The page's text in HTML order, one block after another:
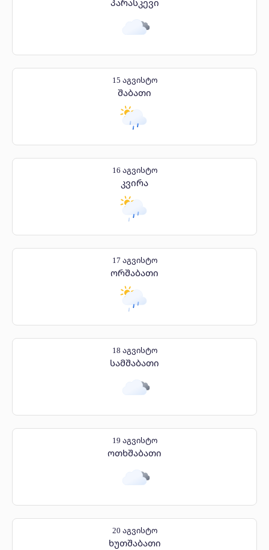
პარასკევი
15 აგვისტო
შაბათი
16 აგვისტო
კვირა
17 აგვისტო
ორშაბათი
18 აგვისტო
სამშაბათი
19 აგვისტო
ოთხშაბათი
20 აგვისტო
ხუთშაბათი